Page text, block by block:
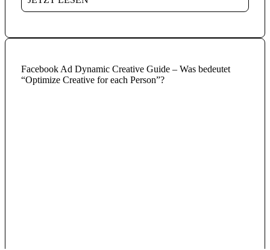
Facebook Ad Dynamic Creative Guide – Was bedeutet
“Optimize Creative for each Person”?